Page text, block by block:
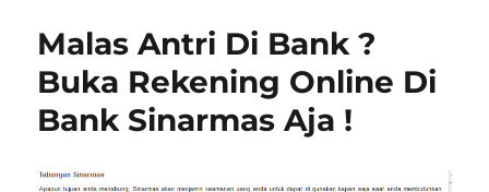
Malas Antri Di Bank ?
Buka Rekening Online Di
Bank Sinarmas Aja !